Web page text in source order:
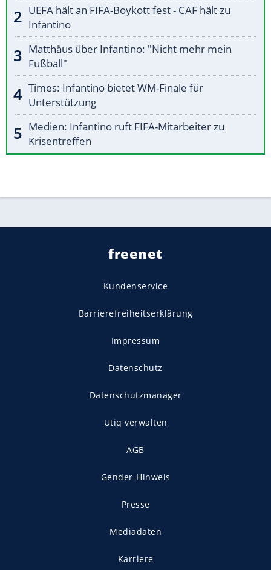
UEFA hält an FIFA-Boykott fest - CAF hält zu
Infantino
Matthäus über Infantino: "Nicht mehr mein
Fußball"
Times: Infantino bietet WM-Finale für
Unterstützung
Medien: Infantino ruft FIFA-Mitarbeiter zu
Krisentreffen
freenet
Kundenservice
Barrierefreiheitserklärung
Impressum
Datenschutz
Datenschutzmanager
Utiq verwalten
AGB
Gender-Hinweis
Presse
Mediadaten
Karriere